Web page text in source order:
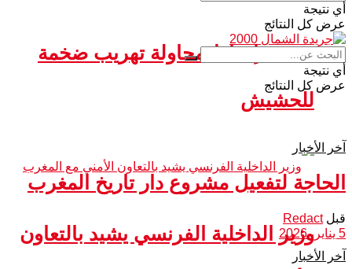
سبتة.. إحباط محاولة تهريب ضخمة
للحشيش
وزير الداخلية الفرنسي يشيد بالتعاون
أي نتيجة
عرض كل النتائج
أي نتيجة
عرض كل النتائج
آخر الأخبار
الحاجة لتفعيل مشروع دار تاريخ المغرب
قبل Redact
5 يناير، 2026
آخر الأخبار